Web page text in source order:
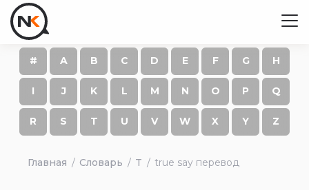
# A B C D E F G H
I J K L M N O P Q
R S T U V W X Y Z
Главная Словарь T true say перевод